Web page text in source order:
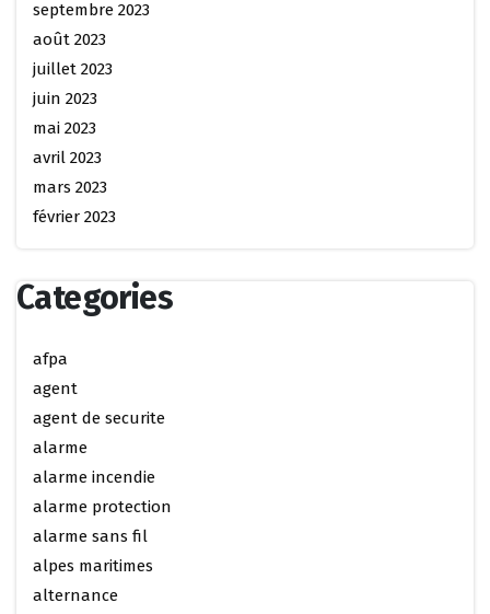
septembre 2023
août 2023
juillet 2023
juin 2023
mai 2023
avril 2023
mars 2023
février 2023
Categories
afpa
agent
agent de securite
alarme
alarme incendie
alarme protection
alarme sans fil
alpes maritimes
alternance